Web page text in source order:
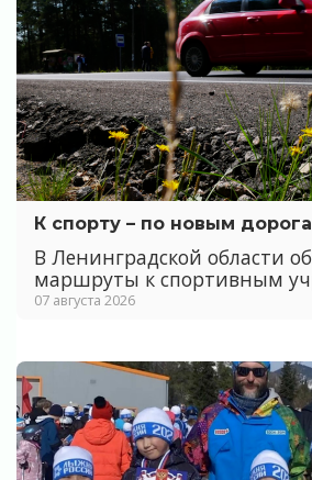
К спорту – по новым
В Ленинградской области
маршруты к спортивным
07 августа 2026